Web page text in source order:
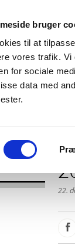
bruger
til at
vores trafik.
for sociale
data med
Bivirkninger og
22.